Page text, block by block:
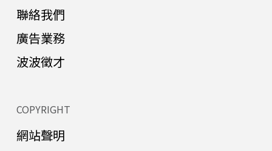
聯絡我們
廣告業務
波波徵才
COPYRIGHT
網站聲明